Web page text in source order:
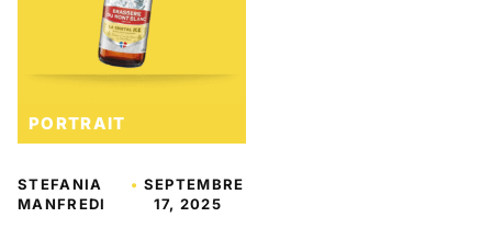
PORTRAIT
STEFANIA
MANFREDI
• SEPTEMBRE
17, 2025